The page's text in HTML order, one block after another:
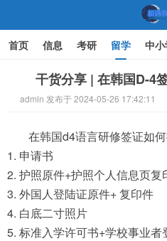
首页 信息 考研 留学 中
家庭教育
干货分享 | 在韩国D-4
admin 发布于 2024-05-26 17:42:11
在韩国d4语言研修签证如
1. 申请书
2. 护照原件+护照个人信息页复
3. 外国人登陆证原件+ 复印件
4. 白底二寸照片
5. 标准入学许可书+学校事业者